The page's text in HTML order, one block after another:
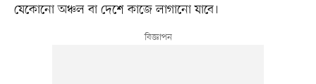
যেকোনো অঞ্চল বা দেশে কাজে লাগানো যাবে।